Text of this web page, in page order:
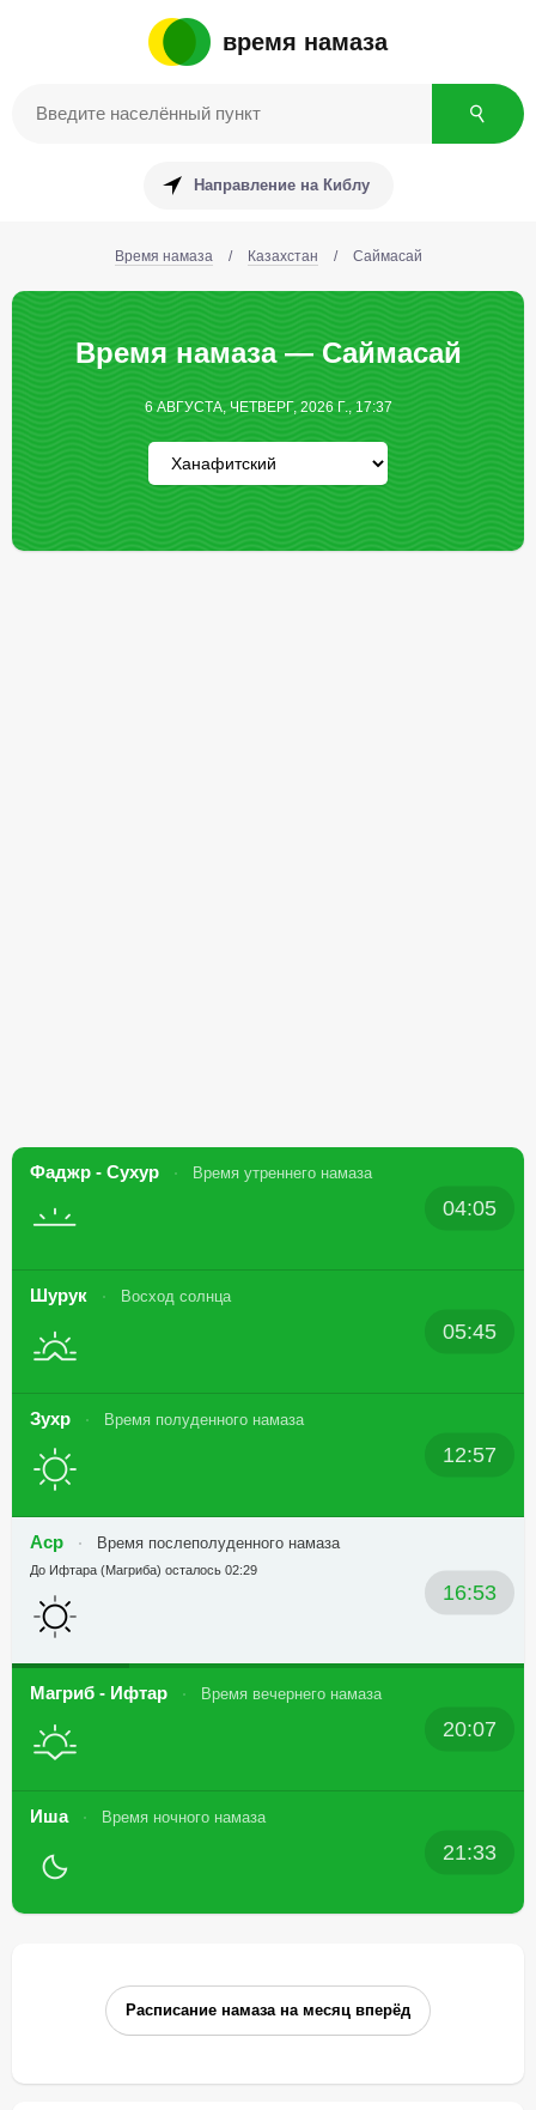
время намаза
Направление на Киблу
Время намаза / Казахстан / Саймасай
Время намаза — Саймасай
6 АВГУСТА, ЧЕТВЕРГ, 2026 Г., 17:37
Фаджр - Сухур Время утреннего намаза
04:05
Шурук Восход солнца
05:45
Зухр Время полуденного намаза
12:57
Аср Время послеполуденного намаза
16:53
До Ифтара (Магриба) осталось 02:29
Магриб - Ифтар Время вечернего намаза
20:07
Иша Время ночного намаза
21:33
Расписание намаза на месяц вперёд